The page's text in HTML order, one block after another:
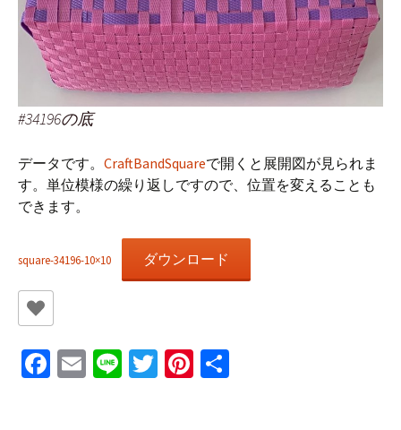
#34196の底
データです。 CraftBandSquareで開くと展開図が見られま
す。単位模様の繰り返しですので、位置を変えることも
できます。
square-34196-10×10 ダウンロード
Fa E
Li T
Pi